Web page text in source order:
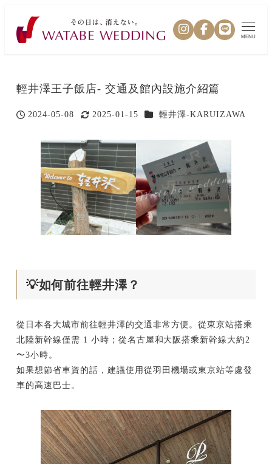
MENU
輕井澤王子飯店- 交通及館內設施介紹篇
投稿日
2024-05-08
更新日
2025-01-15 カテゴリー
輕井澤-KARUIZAWA
💡如何前往輕井澤？
從日本各大城市前往輕井澤的交通非常方便。從東京站搭乘
北陸新幹線僅需 1 小時；從名古屋和大阪搭乘新幹線大約2
〜3小時。
如果想節省車資的話，建議使用從羽田機場或東京站等處發
車的高速巴士。